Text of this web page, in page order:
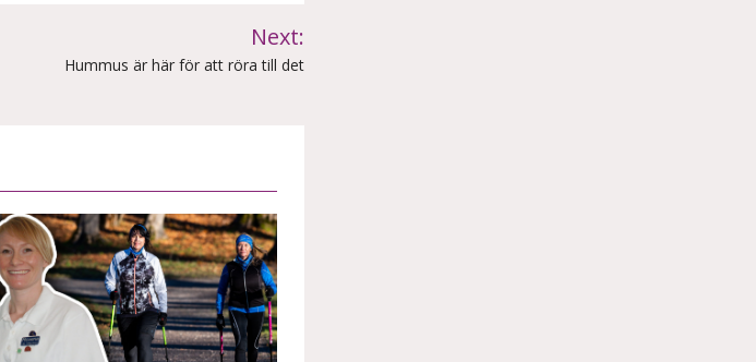
Next:
Hummus är här för att röra till det